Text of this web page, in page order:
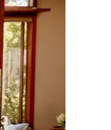
Berühren oder